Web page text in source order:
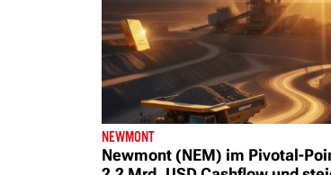
NEWMONT
Newmont (NEM) im Pivotal-